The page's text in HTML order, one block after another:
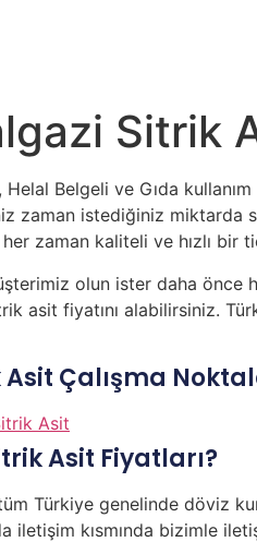
Sitrik
Helal Belgeli ve Gıda
zaman istediğiniz
zaman kaliteli ve hızlı bir
olun ister daha
asit fiyatını alabilirsiniz.
Çalışma
Asit
Asit Fiyatları?
Türkiye genelinde
iletişim kısmında bizimle